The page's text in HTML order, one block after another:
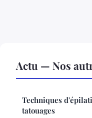
Actu — Nos
Techniques
tatouages